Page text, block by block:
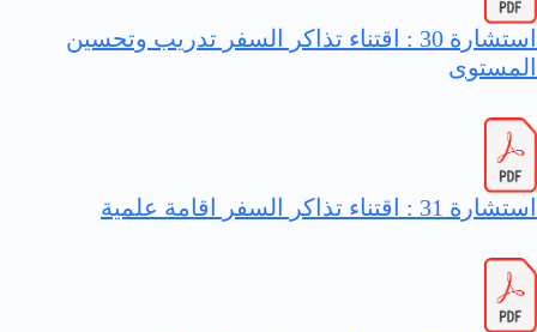
استشارة 30 : اقتناء تذاكر السفر تدريب وتحسين
المستوى
استشارة 31 : اقتناء تذاكر السفر اقامة علمية